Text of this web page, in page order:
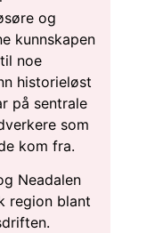
og
kunnskapen
noe
historieløst
på sentrale
som
kom fra.
Neadalen
region blant